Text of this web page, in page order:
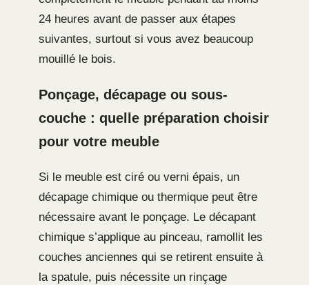
24 heures avant de passer aux étapes
suivantes, surtout si vous avez beaucoup
mouillé le bois.
Ponçage, décapage ou sous-
couche : quelle préparation choisir
pour votre meuble
Si le meuble est ciré ou verni épais, un
décapage chimique ou thermique peut être
nécessaire avant le ponçage. Le décapant
chimique s’applique au pinceau, ramollit les
couches anciennes qui se retirent ensuite à
la spatule, puis nécessite un rinçage